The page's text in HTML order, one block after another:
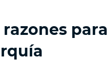
razones